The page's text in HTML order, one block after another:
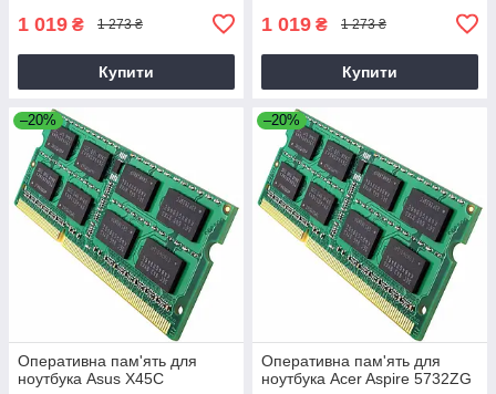
1 019 ₴ 1 273 ₴
Купити
1 019 ₴ 1 273 ₴
Купити
–20%
Оперативна пам'ять для
ноутбука Asus X45C
–20%
Оперативна пам'ять для
ноутбука Acer Aspire 5732ZG